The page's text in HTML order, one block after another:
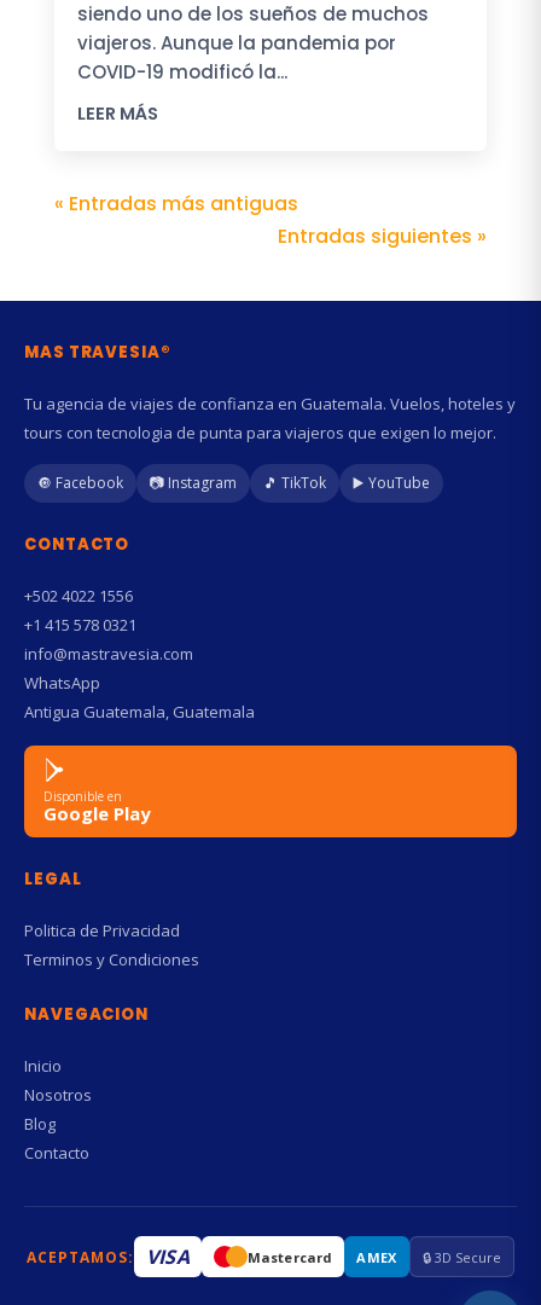
siendo uno de los sueños de muchos
viajeros. Aunque la pandemia por
COVID-19 modificó la...
LEER MÁS
« Entradas más antiguas
Entradas siguientes »
MAS TRAVESIA®
Tu agencia de viajes de confianza en Guatemala. Vuelos, hoteles y
tours con tecnologia de punta para viajeros que exigen lo mejor.
🔘 Facebook 📷 Instagram 🎵 TikTok ▶️ YouTube
CONTACTO
+502 4022 1556
+1 415 578 0321
info@mastravesia.com
WhatsApp
Antigua Guatemala, Guatemala
Disponible en
Google Play
LEGAL
Politica de Privacidad
Terminos y Condiciones
NAVEGACION
Inicio
Nosotros
Blog
Contacto
ACEPTAMOS: VISA Mastercard AMEX 🔒 3D Secure